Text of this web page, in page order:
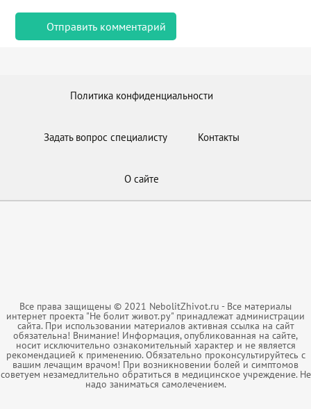
Политика конфиденциальности
Задать вопрос специалисту Контакты
О сайте
Все права защищены © 2021 NebolitZhivot.ru - Все материалы
интернет проекта "Не болит живот.ру" принадлежат администрации
сайта. При использовании материалов активная ссылка на сайт
обязательна! Внимание! Информация, опубликованная на сайте,
носит исключительно ознакомительный характер и не является
рекомендацией к применению. Обязательно проконсультируйтесь с
вашим лечащим врачом! При возникновении болей и симптомов
советуем незамедлительно обратиться в медицинское учреждение. Не
надо заниматься самолечением.